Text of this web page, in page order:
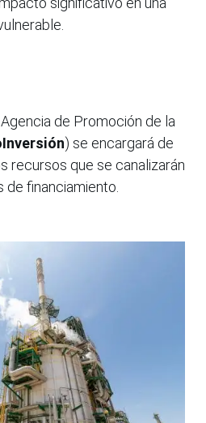
de Promoción de la
) se encargará de
recursos que se canalizarán
financiamiento.